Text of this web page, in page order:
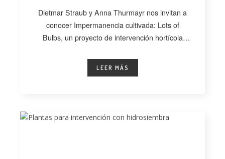
Dietmar Straub y Anna Thurmayr nos invitan a
conocer Impermanencia cultivada: Lots of
Bulbs, un proyecto de intervención hortícola
LEER MÁS